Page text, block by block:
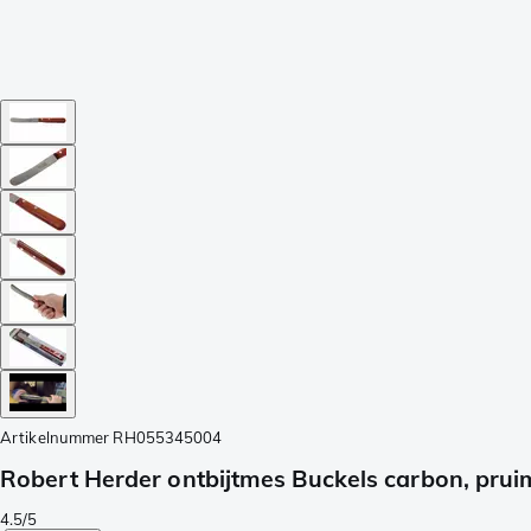
Artikelnummer RH055345004
Robert Herder ontbijtmes Buckels carbon,
4.5/5